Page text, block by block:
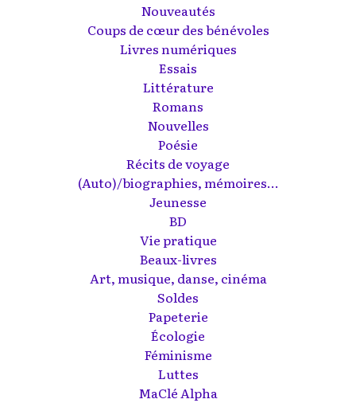
Nouveautés
Coups de cœur des bénévoles
Livres numériques
Essais
Littérature
Romans
Nouvelles
Poésie
Récits de voyage
(Auto)/biographies, mémoires...
Jeunesse
BD
Vie pratique
Beaux-livres
Art, musique, danse, cinéma
Soldes
Papeterie
Écologie
Féminisme
Luttes
MaClé Alpha